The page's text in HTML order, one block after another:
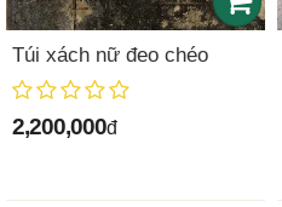
Túi xách nữ đeo chéo
2,200,000đ